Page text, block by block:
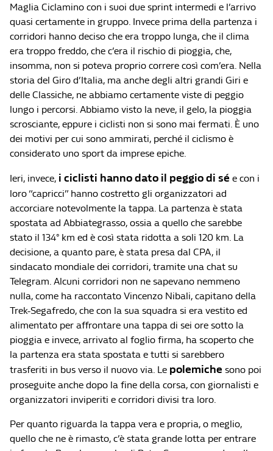
Maglia Ciclamino con i suoi due sprint intermedi e l’arrivo
quasi certamente in gruppo. Invece prima della partenza i
corridori hanno deciso che era troppo lunga, che il clima
era troppo freddo, che c’era il rischio di pioggia, che,
insomma, non si poteva proprio correre così com’era. Nella
storia del Giro d’Italia, ma anche degli altri grandi Giri e
delle Classiche, ne abbiamo certamente viste di peggio
lungo i percorsi. Abbiamo visto la neve, il gelo, la pioggia
scrosciante, eppure i ciclisti non si sono mai fermati. È uno
dei motivi per cui sono ammirati, perché il ciclismo è
considerato uno sport da imprese epiche.
Ieri, invece, i ciclisti hanno dato il peggio di sé e con i
loro “capricci” hanno costretto gli organizzatori ad
accorciare notevolmente la tappa. La partenza è stata
spostata ad Abbiategrasso, ossia a quello che sarebbe
stato il 134° km ed è così stata ridotta a soli 120 km. La
decisione, a quanto pare, è stata presa dal CPA, il
sindacato mondiale dei corridori, tramite una chat su
Telegram. Alcuni corridori non ne sapevano nemmeno
nulla, come ha raccontato Vincenzo Nibali, capitano della
Trek-Segafredo, che con la sua squadra si era vestito ed
alimentato per affrontare una tappa di sei ore sotto la
pioggia e invece, arrivato al foglio firma, ha scoperto che
la partenza era stata spostata e tutti si sarebbero
trasferiti in bus verso il nuovo via. Le polemiche sono poi
proseguite anche dopo la fine della corsa, con giornalisti e
organizzatori inviperiti e corridori divisi tra loro.
Per quanto riguarda la tappa vera e propria, o meglio,
quello che ne è rimasto, c’è stata grande lotta per entrare